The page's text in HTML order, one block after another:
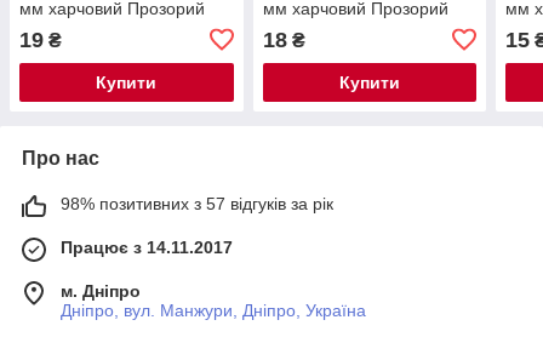
мм харчовий Прозорий
19 ₴
Купити
мм харчовий Прозорий
18₴
Купити
мм
15
Про нас
98% позитивних з 57 відгуків за рік
Працює з 14.11.2017
м. Дніпро
Дніпро, вул. Манжури, Дніпро, Україна